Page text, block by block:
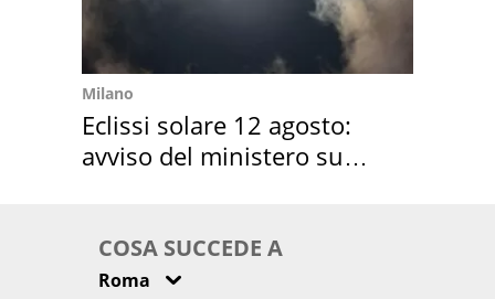
Milano
Eclissi solare 12 agosto:
avviso del ministero su